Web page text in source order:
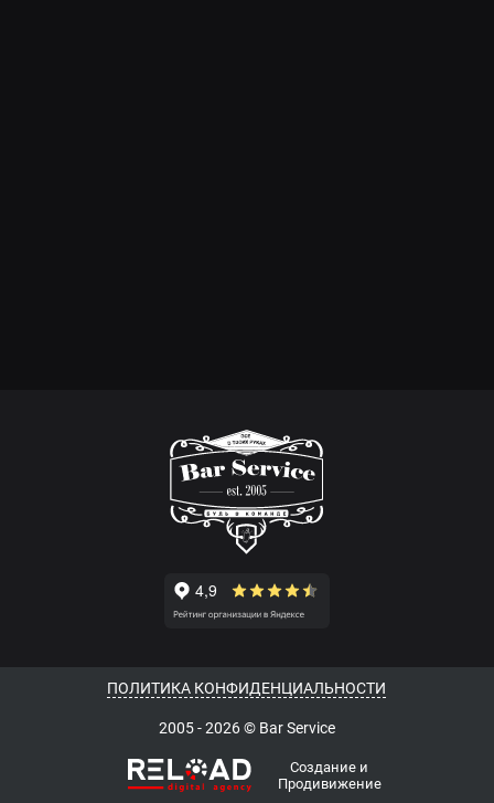
ПОЛИТИКА КОНФИДЕНЦИАЛЬНОСТИ
2005 - 2026 © Bar Service
Создание и
Продивижение